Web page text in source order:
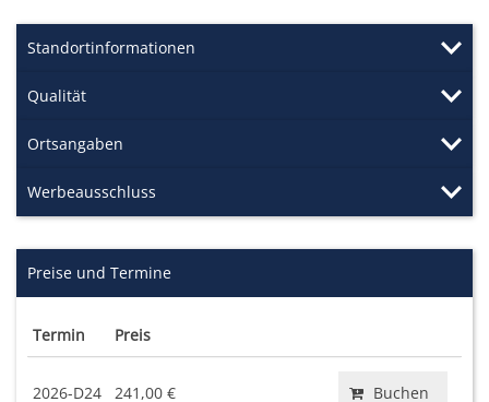
Standortinformationen
Qualität
Ortsangaben
Werbeausschluss
Preise und Termine
Termin Preis
2026-D24 241,00 € Buchen